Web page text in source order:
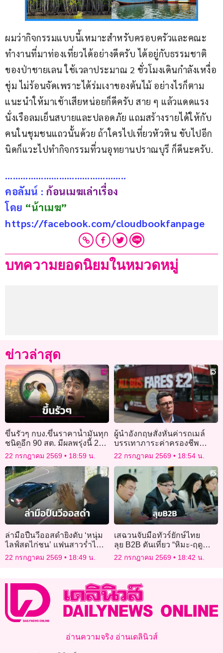
ผมว่ากิจกรรมแบบนี้เหมาะสำหรับครอบครัวและคณะ
ทำงานที่มาท่องเที่ยวได้อย่างดีครับ ได้อยู่กับธรรมชาติ
ของป่าชายเลน ใช้เวลาประมาณ 2 ชั่วโมงเดินกำลังเหงื่อ
ชุ่ม ไม่ร้อนจัดเพราะได้ร่มเงาของต้นไม้ อย่างไรก็ตาม
แนะนำให้มาเช้าเสียหน่อยก็ดีครับ สาย ๆ แล้วแดดแรง
นั่งเรือลมเย็นสบายและปลอดภัย แถมสร้างรายได้ให้กับ
คนในชุมชนแถวนั้นด้วย ถ้าใครไปเที่ยวหัวหิน ขับไปอีก
นิดก็แวะไปทำกิจกรรมที่วนอุทยานปราณบุรี ก็ดีนะครับ.
………………………………………..
คอลัมน์ : ก้อนเมฆเล่าเรื่อง
โดย “น้าเมฆ”
https://facebook.com/cloudbookfanpage
บทความยอดนิยมในหมวดหมู่
ข่าวล่าสุด
ขึ้นรัวๆ กบง.ขึ้นราคาน้ำมันทุก
ชนิดอีก 90 สต. มีผลพรุ่งนี้ 2
วันขึ้นแล้ว 1.75 บ.
22 กรกฎาคม 2569 18:59 น.
ผู้นำอังกฤษสั่งหั่นค่ารถเมล์
บรรเทาภาระค่าครองชีพ
ประชาชน
22 กรกฎาคม 2569 18:54 น.
ล่ามือปืนวีออสดำยิงดับ ‘หนุ่ม
ไลฟ์สดไก่ชน’ แฟนสาวร่ำไห้
ใจจะขาด เผยวางแผนแต่งงาน
22 กรกฎาคม 2569 18:49 น.
เสฉวนจับมือทัวร์ยักษ์ไทย
ลุย B2B ดันเที่ยว “หิมะ-ฤดู
หนาว”
22 กรกฎาคม 2569 18:42 น.
อ่านความจริง อ่านเดลินิวส์